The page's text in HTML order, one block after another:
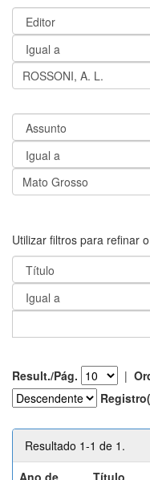
Utilizar filtros para refinar
Result./Pág. |
Resultado 1-1 de 1.
Ano de
Título